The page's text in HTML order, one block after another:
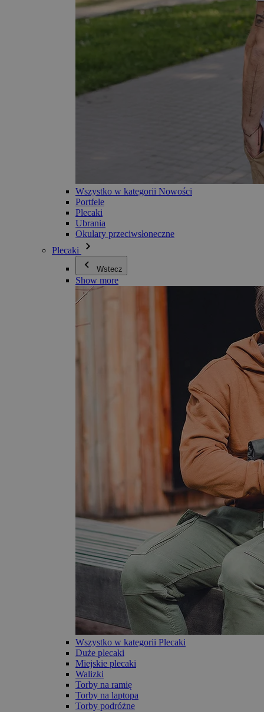
Wszystko w kategorii Nowości
Portfele
Plecaki
Ubrania
Okulary przeciwsłoneczne
Plecaki
Wstecz
Show more
Wszystko w kategorii Plecaki
Duże plecaki
Miejskie plecaki
Walizki
Torby na ramię
Torby na laptopa
Torby podróżne